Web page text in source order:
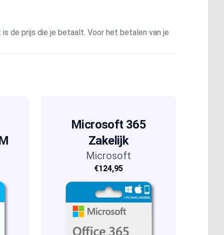
de prijs die je betaalt. Voor het betalen van je
Microsoft 365
Zakelijk
Microsoft
€124,95